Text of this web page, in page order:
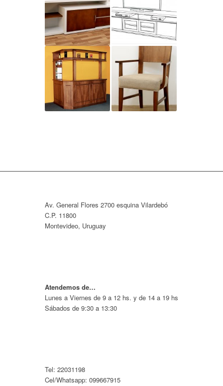
Av. General Flores 2700 esquina Vilardebó
C.P. 11800
Montevideo, Uruguay
Atendemos de…
Lunes a Viernes de 9 a 12 hs. y de 14 a 19 hs
Sábados de 9:30 a 13:30
Tel: 22031198
Cel/Whatsapp: 099667915